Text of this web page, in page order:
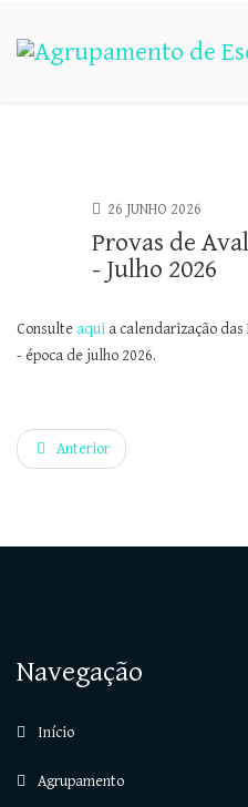
26 JUNHO 2026
Provas de
- Julho 2026
Consulte aqui a calendarização
- época de julho 2026.
Anterior
Navegação
Início
Agrupamento